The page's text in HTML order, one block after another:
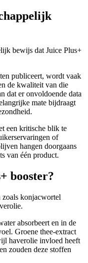
bewijs dat Juice Plus+
publiceert, wordt vaak
de kwaliteit van die
dat er onvoldoende data
mate bijdraagt
een kritische blik te
of
hangen doorgaans
van één product.
booster?
konjacwortel
absorbeert en in de
Groene thee-extract
haverolie invloed heeft
zouden deze stoffen